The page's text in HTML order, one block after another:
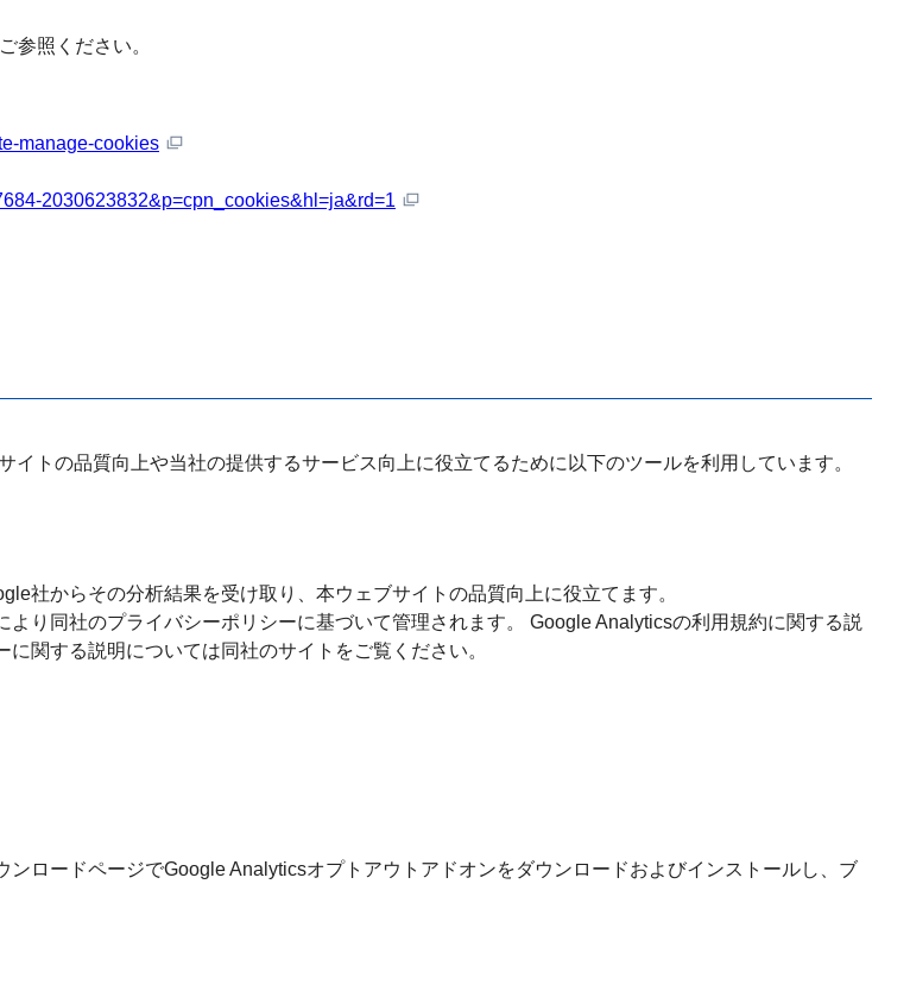
参照ください。
manage-cookies
2030623832&p=cpn_cookies&hl=ja&rd=1
トの品質向上や当社の提供するサービス向上に役立てるために以下のツールを利用しています。
社からその分析結果を受け取り、本ウェブサイトの品質向上に役立てます。
り同社のプライバシーポリシーに基づいて管理されます。 Google Analyticsの利用規約に関する説
関する説明については同社のサイトをご覧ください。
ロードページでGoogle Analyticsオプトアウトアドオンをダウンロードおよびインストールし、ブ